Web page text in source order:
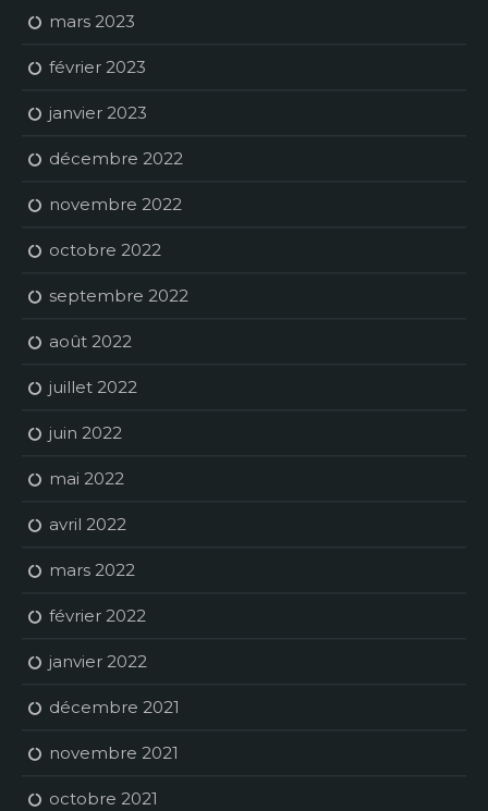
mars 2023
février 2023
janvier 2023
décembre 2022
novembre 2022
octobre 2022
septembre 2022
août 2022
juillet 2022
juin 2022
mai 2022
avril 2022
mars 2022
février 2022
janvier 2022
décembre 2021
novembre 2021
octobre 2021